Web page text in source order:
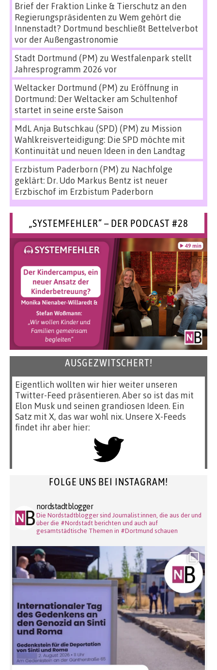
Brief der Fraktion Linke & Tierschutz an den
Regierungspräsidenten zu Wem gehört die
Innenstadt? Dortmund beschließt Bettelverbot
vor der Außengastronomie
Stadt Dortmund (PM) zu Westfalenpark stellt
Jahresprogramm 2026 vor
Weltacker Dortmund (PM) zu Eröffnung in
Dortmund: Der Weltacker am Schultenhof
startet in seine erste Saison
MdL Anja Butschkau (SPD) (PM) zu Mission
Wahlkreisverteidigung: Die SPD möchte mit
Kontinuität und neuen Ideen in den Landtag
Erzbistum Paderborn (PM) zu Nachfolge
geklärt: Dr. Udo Markus Bentz ist neuer
Erzbischof im Erzbistum Paderborn
„SYSTEMFEHLER“ – DER PODCAST #28
AUSGEZWITSCHERT!
Eigentlich wollten wir hier weiter unseren
Twitter-Feed präsentieren. Aber so ist das mit
Elon Musk und seinen grandiosen Ideen. Ein
Satz mit X, das war wohl nix. Unsere X-Feeds
findet ihr aber hier:
FOLGE UNS BEI INSTAGRAM!
nordstadtblogger
Die Nordstadtblogger sind Journalist:innen, die aus der und
über die #Nordstadt berichten und auch auf
gesamtstädtische Themen in #Dortmund schauen